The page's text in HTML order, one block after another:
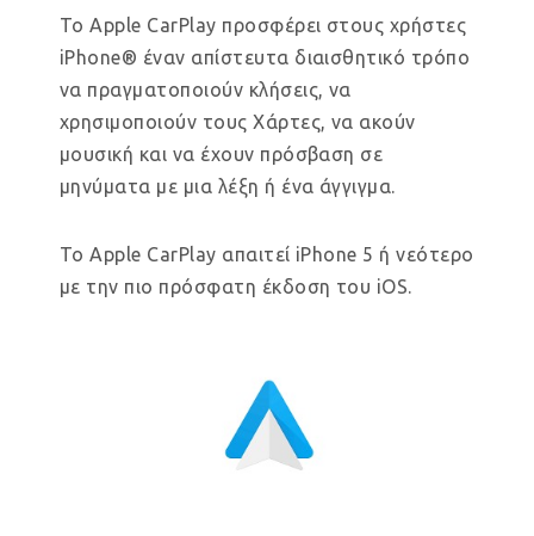
Το Apple CarPlay προσφέρει στους χρήστες
iPhone® έναν απίστευτα διαισθητικό τρόπο
να πραγματοποιούν κλήσεις, να
χρησιμοποιούν τους Χάρτες, να ακούν
μουσική και να έχουν πρόσβαση σε
μηνύματα με μια λέξη ή ένα άγγιγμα.
Το Apple CarPlay απαιτεί iPhone 5 ή νεότερο
με την πιο πρόσφατη έκδοση του iOS.